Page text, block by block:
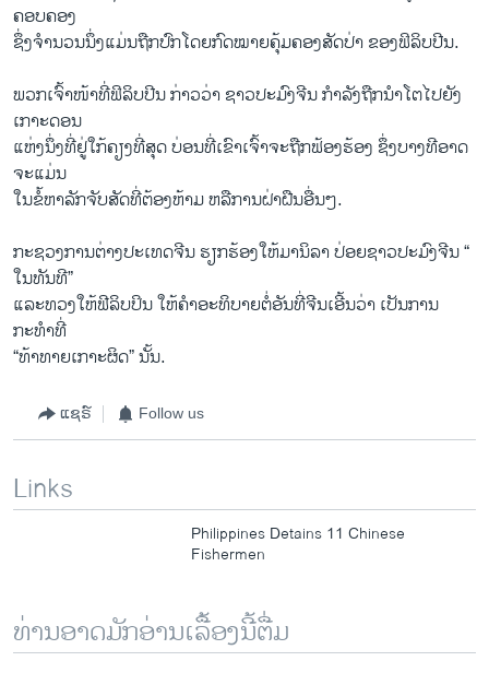
ຄອບຄອງ
ຊຶ່ງຈຳນວນນຶ່ງແມ່ນຖືກ​ປົກ​ໂດຍ​ກົດໝາຍ​ຄຸ້ມຄອງ​ສັດປ່າ ຂອງຟິລິບ​ປີນ.
ພວກ​ເຈົ້າ​ໜ້າ​ທີ່​ຟິລິບ​ປີນ ກ່າວ​ວ່າ ຊາວ​ປະມົງຈີນ​ ກຳລັງ​ຖືກ​ນຳໂຕໄປຍັງ
ເກາະດອນ
ແຫ່ງນຶ່ງທີ່ຢູ່ໃກ້ຄຽງທີ່ສຸດ ບ່ອນ​ທີ່​ເຂົາ​ເຈົ້າ​ຈະ​ຖືກ​ຟ້ອງຮ້ອງ ຊຶ່ງບາງທີອາດ​
ຈະແມ່ນ
ໃນຂໍ້ຫາລັກຈັບສັດທີ່ຕ້ອງຫ້າມ ຫລື​ການ​ຝ່າ​ຝືນ​ອື່ນໆ.
ກະຊວງ​ການ​ຕ່າງປະ​ເທດຈີນ ຮຽກຮ້ອງ​ໃຫ້ມາ​ນິລາ ປ່ອຍ​ຊາວ​ປະມົງຈີນ “​
ໃນ​ທັນທີ”
​ແລະທວງໃຫ້ຟີລິບປິນ ໃຫ້ຄຳອະທິບາຍຕໍ່ອັນທີ່ຈີນເອີ້ນວ່າ ​ເປັນການ
ກະທຳທີ່
“ທ້າທາຍເກາະຜິດ​” ນັ້ນ.
ແຊຣ໌ Follow us
Links
Philippines Detains 11 Chinese
Fishermen
ທ່ານອາດມັກອ່ານເລື້ອງນີ້ຕື່ມ